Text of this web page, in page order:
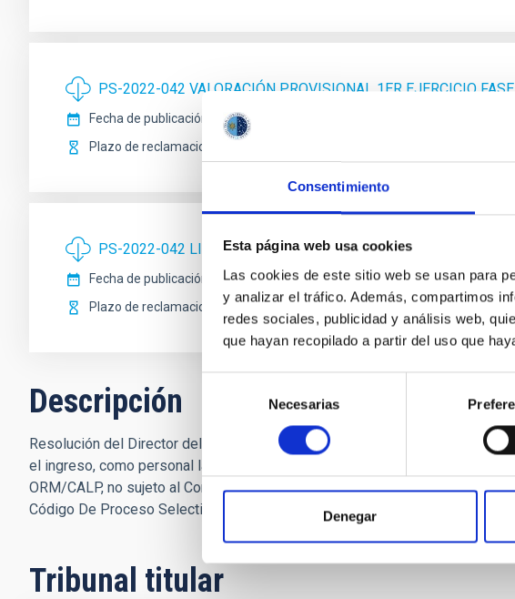
Consentimiento
Esta página web usa cookies
Las cookies de este sitio web se usan para
y analizar el tráfico. Además, compartimos
redes sociales, publicidad y análisis web,
que hayan recopilado a partir del uso que
consentimiento
Necesarias
Denegar
PS-2022-042 VALORACIÓN PROVISIONAL 1ER EJERCICIO
Fecha de publicación
23/01/2023
Plazo de reclamaciones
PS-2022-042 LISTA PROVISIONAL ADMITIDOS Y EXCLUIDOS
Fecha de publicación
15/12/2022
Plazo de reclamaciones
22/12/2022
Descripción
Resolución del Director del Consorcio Instituto de Astrofísica de Canarias
el ingreso, como personal laboral fijo, de un puesto de trabajo con la
ORM/CALP, no sujeto al Convenio colectivo del Instituto de Astrofísica de
Código De Proceso Selectivo (PS-2022-042)
Tribunal titular